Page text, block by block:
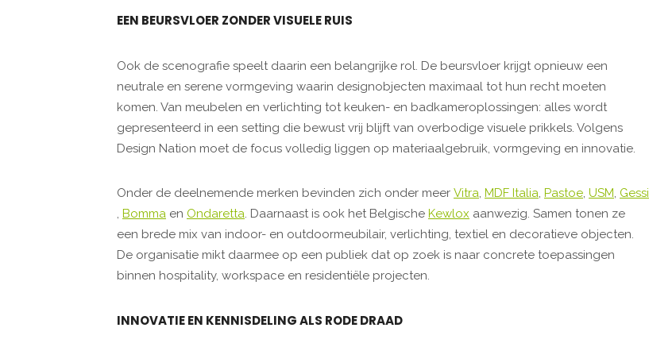
EEN BEURSVLOER ZONDER VISUELE RUIS
Ook de scenografie speelt daarin een belangrijke rol. De beursvloer krijgt opnieuw een
neutrale en serene vormgeving waarin designobjecten maximaal tot hun recht moeten
komen. Van meubelen en verlichting tot keuken- en badkameroplossingen: alles wordt
gepresenteerd in een setting die bewust vrij blijft van overbodige visuele prikkels. Volgens
Design Nation moet de focus volledig liggen op materiaalgebruik, vormgeving en innovatie.
Onder de deelnemende merken bevinden zich onder meer Vitra, MDF Italia, Pastoe, USM, Gessi
, Bomma en Ondaretta. Daarnaast is ook het Belgische Kewlox aanwezig. Samen tonen ze
een brede mix van indoor- en outdoormeubilair, verlichting, textiel en decoratieve objecten.
De organisatie mikt daarmee op een publiek dat op zoek is naar concrete toepassingen
binnen hospitality, workspace en residentiële projecten.
INNOVATIE EN KENNISDELING ALS RODE DRAAD